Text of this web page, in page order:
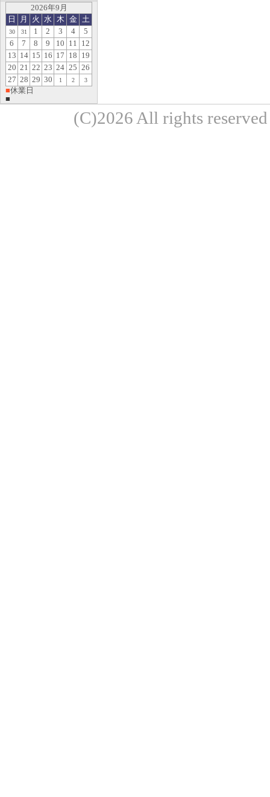
2026年9月
日
月 火 水 木 金 土
30 31 1 2 3 4
5
6
7 8 9 10 11
12
13 14 15 16 17 18 19
20 21 22 23 24 25 26
27 28 29 30 1 2 3
■休業日
■
(C)2026 All rights